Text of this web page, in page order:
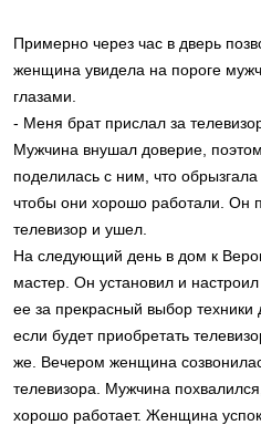
Примерно через час в дверь
женщина увидела на пороге
глазами.
- Меня брат прислал за
Мужчина внушал доверие,
поделилась с ним, что
чтобы они хорошо работали. Он
телевизор и ушел.
На следующий день в дом к
мастер. Он установил и
ее за прекрасный выбор техники
если будет приобретать
же. Вечером женщина
телевизора. Мужчина
хорошо работает. Женщина